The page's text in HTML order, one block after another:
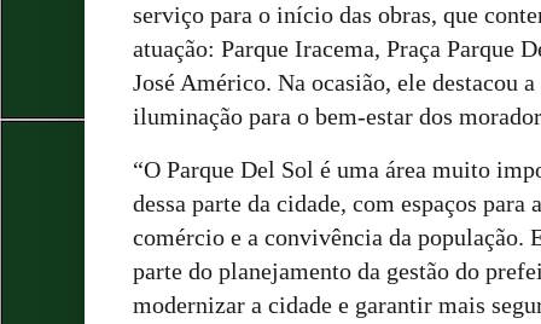
serviço para o início das obras, que
atuação: Parque Iracema, Praça Parque
José Américo. Na ocasião, ele destacou
iluminação para o bem-estar dos
“O Parque Del Sol é uma área muito
dessa parte da cidade, com espaços para
comércio e a convivência da população.
parte do planejamento da gestão do
modernizar a cidade e garantir mais